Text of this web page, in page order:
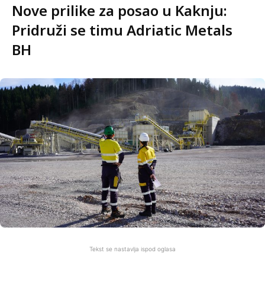
Nove prilike za posao u Kaknju:
Pridruži se timu Adriatic Metals
BH
Tekst se nastavlja ispod oglasa